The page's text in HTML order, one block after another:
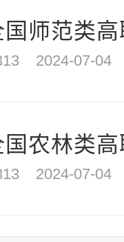
师范类
2024-07-04
农林类
2024-07-04